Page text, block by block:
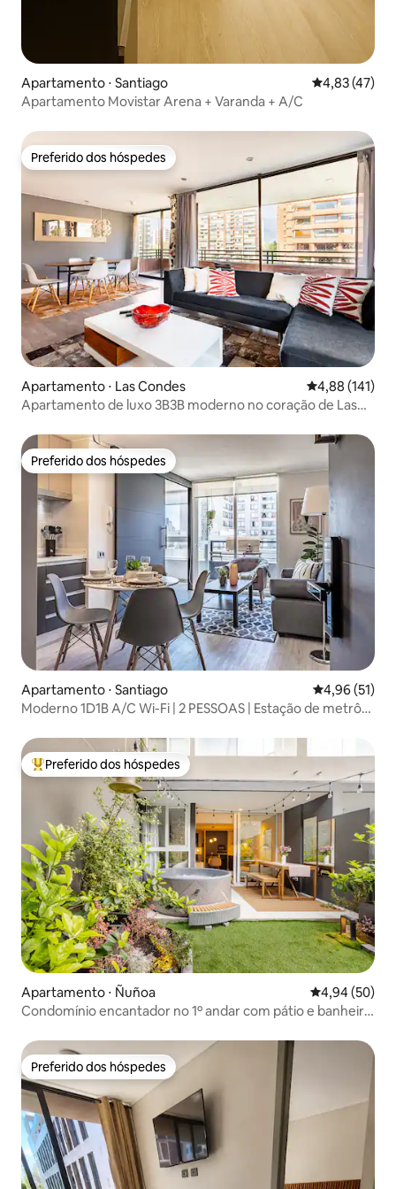
Apartamento ⋅ Santiago 4,83 de uma
4,83 (47)
Apartamento Movistar Arena + Varanda + A/C
Preferido dos hóspedes
Preferido dos hóspedes
Apartamento ⋅ Las Condes 4,88 de uma
4,88 (141)
Apartamento de luxo 3B3B moderno no coração de Las
Preferido dos hóspedes
Preferido dos hóspedes
Apartamento ⋅ Santiago 4,96 de uma
4,96 (51)
Moderno 1D1B A/C Wi-Fi | 2 PESSOAS | Estação de metrô
Entre os melhores preferidos dos hóspedes
Preferido dos hóspedes
Apartamento ⋅ Ñuñoa 4,94 de uma
4,94 (50)
Condomínio encantador no 1º andar com pátio e banheira
Preferido dos hóspedes
Preferido dos hóspedes